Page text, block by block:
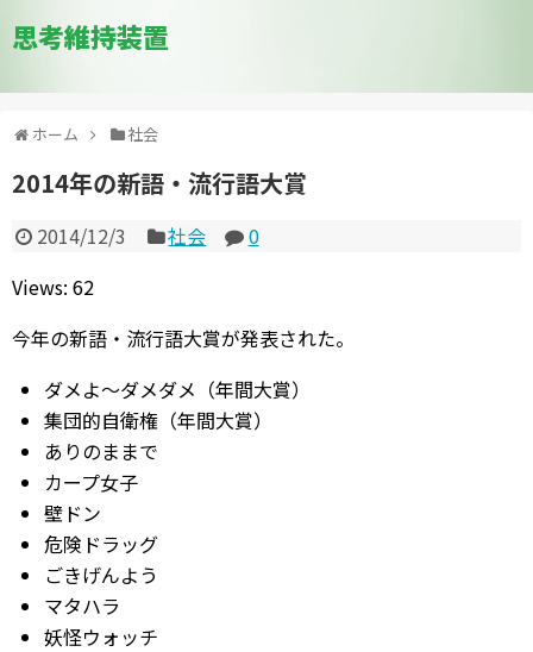
思考維持装置
ホーム 社会
2014年の新語・流行語大賞
2014/12/3 社会
0
Views: 62
今年の新語・流行語大賞が発表された。
ダメよ～ダメダメ（年間大賞）
集団的自衛権（年間大賞）
ありのままで
カープ女子
壁ドン
危険ドラッグ
ごきげんよう
マタハラ
妖怪ウォッチ